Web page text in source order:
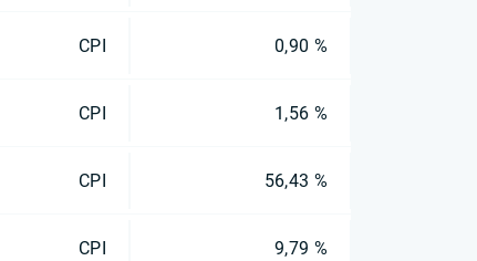
CPI 0,90 %
CPI 1,56 %
CPI 56,43 %
CPI 9,79 %